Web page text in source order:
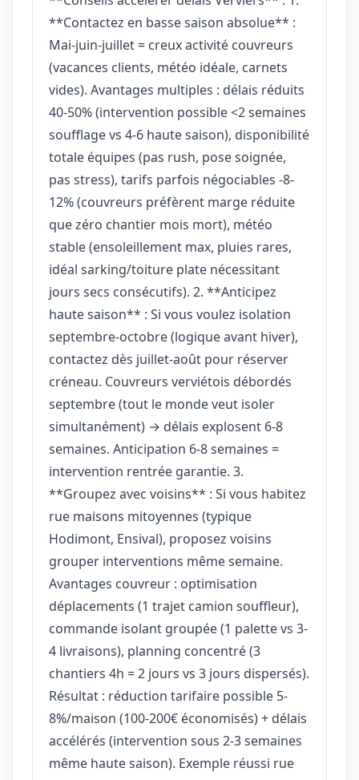
**Contactez en basse saison absolue** :
Mai-juin-juillet = creux activité couvreurs
(vacances clients, météo idéale, carnets
vides). Avantages multiples : délais réduits
40-50% (intervention possible <2 semaines
soufflage vs 4-6 haute saison), disponibilité
totale équipes (pas rush, pose soignée,
pas stress), tarifs parfois négociables -8-
12% (couvreurs préfèrent marge réduite
que zéro chantier mois mort), météo
stable (ensoleillement max, pluies rares,
idéal sarking/toiture plate nécessitant
jours secs consécutifs). 2. **Anticipez
haute saison** : Si vous voulez isolation
septembre-octobre (logique avant hiver),
contactez dès juillet-août pour réserver
créneau. Couvreurs verviétois débordés
septembre (tout le monde veut isoler
simultanément) → délais explosent 6-8
semaines. Anticipation 6-8 semaines =
intervention rentrée garantie. 3.
**Groupez avec voisins** : Si vous habitez
rue maisons mitoyennes (typique
Hodimont, Ensival), proposez voisins
grouper interventions même semaine.
Avantages couvreur : optimisation
déplacements (1 trajet camion souffleur),
commande isolant groupée (1 palette vs 3-
4 livraisons), planning concentré (3
chantiers 4h = 2 jours vs 3 jours dispersés).
Résultat : réduction tarifaire possible 5-
8%/maison (100-200€ économisés) + délais
accélérés (intervention sous 2-3 semaines
même haute saison). Exemple réussi rue